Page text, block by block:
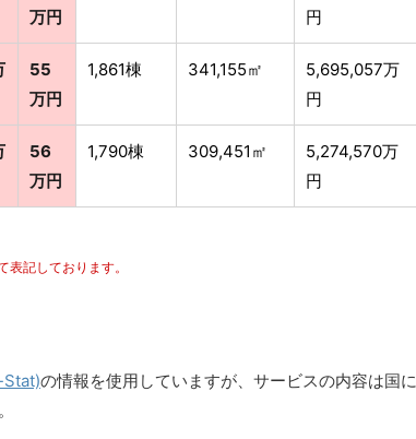
万円
円
55
万円
1,861棟 341,155㎡
5,695,057万
円
56
万円
1,790棟 309,451㎡
5,274,570万
円
記しております。
Stat)の情報を使用していますが、サービスの内容は国に